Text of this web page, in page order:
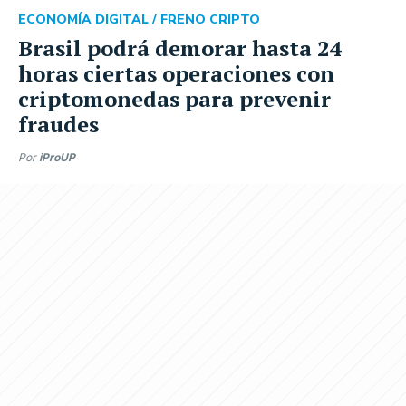
Brasil podrá demorar hasta 24
horas ciertas operaciones con
criptomonedas para prevenir
fraudes
ECONOMÍA DIGITAL / FRENO CRIPTO
Por iProUP